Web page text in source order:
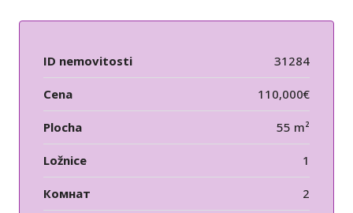
ID nemovitosti 31284
Cena 110,000€
Plocha 55 m²
Ložnice 1
Комнат 2